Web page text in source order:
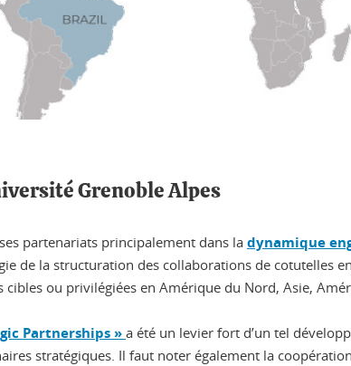
Grenoble Alpes
partenariats principalement dans la dynamique
de la structuration des collaborations de cotutelles
ou privilégiées en Amérique du Nord, Asie,
Partnerships »a été un levier fort d’un tel
stratégiques. Il faut noter également la